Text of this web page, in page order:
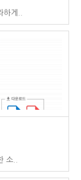
게..
소..